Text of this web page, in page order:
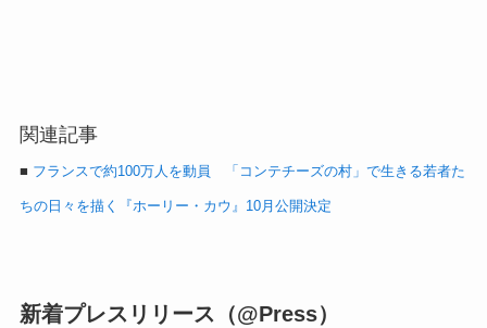
関連記事
■ フランスで約100万人を動員 「コンテチーズの村」で生きる若者た
ちの日々を描く『ホーリー・カウ』10月公開決定
新着プレスリリース（@Press）